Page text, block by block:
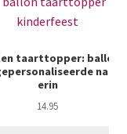
taarttopper: ballon
naam
erin
14.95